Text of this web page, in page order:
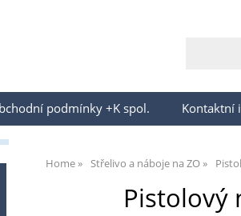
podmínky +K spol. Kontaktní
Home Střelivo a náboje na ZO
Pistolový